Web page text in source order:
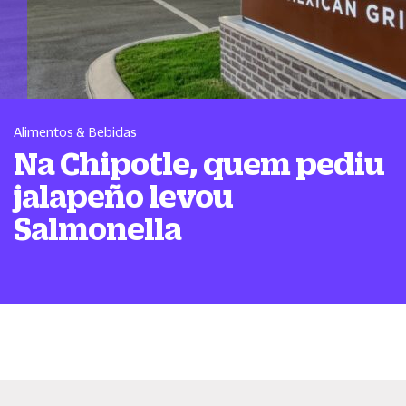
Alimentos & Bebidas
Na Chipotle, quem pediu
jalapeño levou
Salmonella